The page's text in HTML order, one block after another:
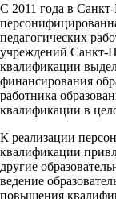
С 2011 года в
педагогических
учреждений Санкт-
квалификации
финансирования
работника
квалификации в
К реализации
квалификации
другие
ведение
повышения